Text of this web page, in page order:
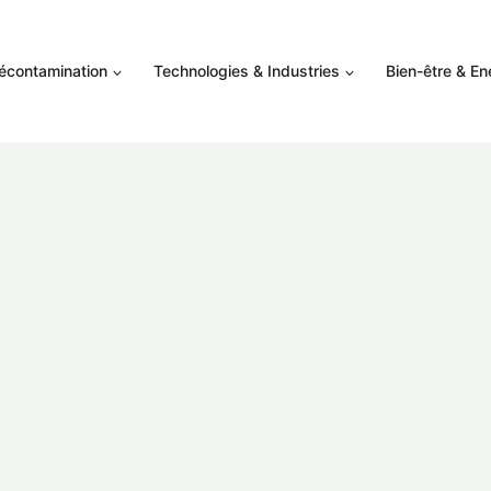
Technologies & Industries Bien-être &